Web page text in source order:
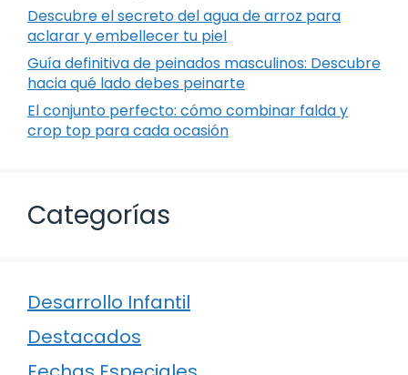
Descubre el secreto del agua de arroz para
aclarar y embellecer tu piel
Guía definitiva de peinados masculinos: Descubre
hacia qué lado debes peinarte
El conjunto perfecto: cómo combinar falda y
crop top para cada ocasión
Categorías
Desarrollo Infantil
Destacados